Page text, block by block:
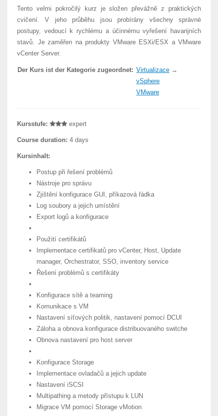
Tento velmi pokročilý kurz je složen převážně z praktických
cvičení. V jeho průběhu jsou probírány všechny správné
postupy, vedoucí k rychlému a účinnému vyřešení havarijních
stavů. Je zaměřen na produkty VMware ESXi/ESX a VMware
vCenter Server.
Der Kurs ist der Kategorie zugeordnet: Virtualizace →
vSphere
VMware
Kursstufe: expert
Course duration: 4 days
Kursinhalt:
Postup při řešení problémů
Nástroje pro správu
Zjištění konfigurace GUI, příkazová řádka
Log soubory a jejich umístění
Export logů a konfigurace
Použití certifikátů
Implementace certifikatů pro vCenter, Host, Update
manager, Orchestrator, SSO, inventory service
Řešení problémů s certifikáty
Konfigurace sítě a teaming
Komunikace s VM
Nastavení síťových politik, nastavení pomocí DCUI
Záloha a obnova konfigurace distribuovaného switche
Obnova nastavení pro host server
Konfigurace Storage
Implementace ovladačů a jejich update
Nastavení iSCSI
Multipathing a metody přístupu k LUN
Migrace VM pomocí Storage vMotion